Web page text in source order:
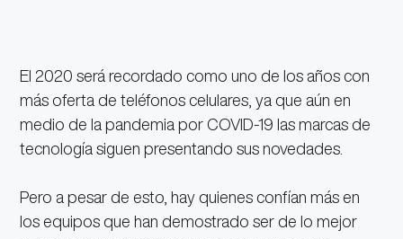
El 2020 será recordado como uno de los años con
más oferta de teléfonos celulares, ya que aún en
medio de la pandemia por COVID-19 las marcas de
tecnología siguen presentando sus novedades.
Pero a pesar de esto, hay quienes confían más en
los equipos que han demostrado ser de lo mejor